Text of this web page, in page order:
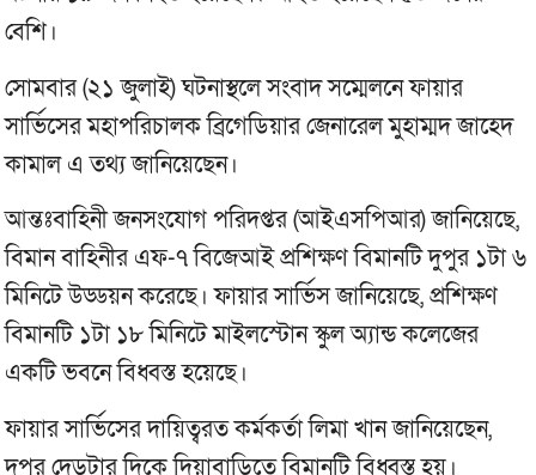
বেশি।
সোমবার (২১ জুলাই) ঘটনাস্থলে সংবাদ সম্মেলনে ফায়ার
সার্ভিসের মহাপরিচালক ব্রিগেডিয়ার জেনারেল মুহাম্মদ জাহেদ
কামাল এ তথ্য জানিয়েছেন।
আন্তঃবাহিনী জনসংযোগ পরিদপ্তর (আইএসপিআর) জানিয়েছে,
বিমান বাহিনীর এফ-৭ বিজেআই প্রশিক্ষণ বিমানটি দুপুর ১টা ৬
মিনিটে উড্ডয়ন করেছে। ফায়ার সার্ভিস জানিয়েছে, প্রশিক্ষণ
বিমানটি ১টা ১৮ মিনিটে মাইলস্টোন স্কুল অ্যান্ড কলেজের
একটি ভবনে বিধ্বস্ত হয়েছে।
ফায়ার সার্ভিসের দায়িত্বরত কর্মকর্তা লিমা খান জানিয়েছেন,
দুপুর দেড়টার দিকে দিয়াবাড়িতে বিমানটি বিধ্বস্ত হয়।